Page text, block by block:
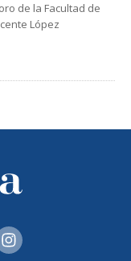
de la Facultad de
López